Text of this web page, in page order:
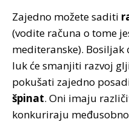
Zajedno možete saditi
(vodite računa o tome
mediteranske). Bosiljak
luk će smanjiti razvoj
pokušati zajedno
špinat. Oni imaju
konkuriraju